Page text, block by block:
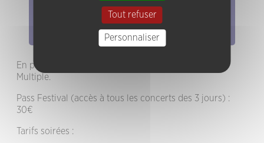
En partenariat avec le Confort Moderne et le Lieu
Multiple.
Pass Festival (accès à tous les concerts des 3 jours) :
30€
Tarifs soirées :
Tout refuser
Personnaliser